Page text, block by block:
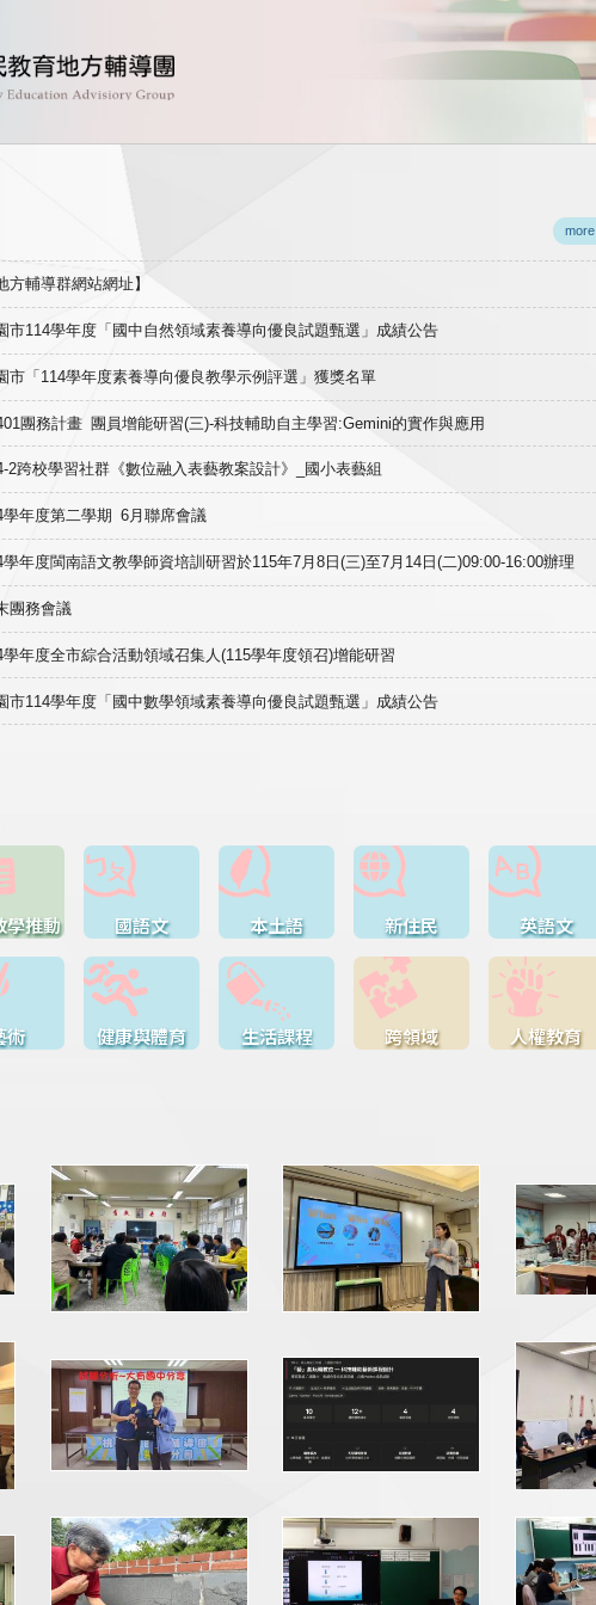
more
方輔導群網站網址】
市114學年度「國中自然領域素養導向優良試題甄選」成績公告
市「114學年度素養導向優良教學示例評選」獲獎名單
團務計畫 團員增能研習(三)-科技輔助自主學習:Gemini的實作與應用
2跨校學習社群《數位融入表藝教案設計》_國小表藝組
學年度第二學期 6月聯席會議
學年度閩南語文教學師資培訓研習於115年7月8日(三)至7月14日(二)09:00-16:00辦理
團務會議
學年度全市綜合活動領域召集人(115學年度領召)增能研習
市114學年度「國中數學領域素養導向優良試題甄選」成績公告
學推動 國語文 本土語 新住民 英語文
術 健康與體育 生活課程 跨領域 人權教育